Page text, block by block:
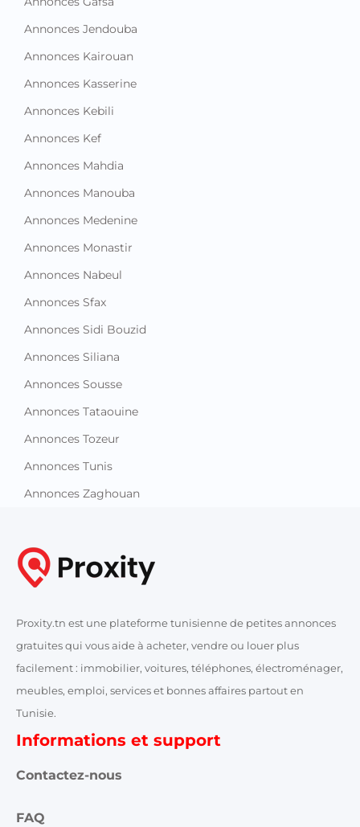
Annonces Jendouba
Annonces Kairouan
Annonces Kasserine
Annonces Kebili
Annonces Kef
Annonces Mahdia
Annonces Manouba
Annonces Medenine
Annonces Monastir
Annonces Nabeul
Annonces Sfax
Annonces Sidi Bouzid
Annonces Siliana
Annonces Sousse
Annonces Tataouine
Annonces Tozeur
Annonces Tunis
Annonces Zaghouan
Proxity.tn est une plateforme tunisienne de petites annonces
gratuites qui vous aide à acheter, vendre ou louer plus
facilement : immobilier, voitures, téléphones, électroménager,
meubles, emploi, services et bonnes affaires partout en
Tunisie.
Informations et support
Contactez-nous
FAQ